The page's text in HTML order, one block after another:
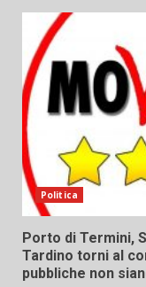
Politica
Porto di Termini,
Tardino torni al
pubbliche non